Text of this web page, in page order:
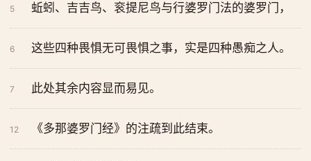
5 蚯蚓、吉吉鸟、衮提尼鸟与行婆罗门法的婆罗门，
6 这些四种畏惧无可畏惧之事，实是四种愚痴之人。
7 此处其余内容显而易见。
12 《多那婆罗门经》的注疏到此结束。